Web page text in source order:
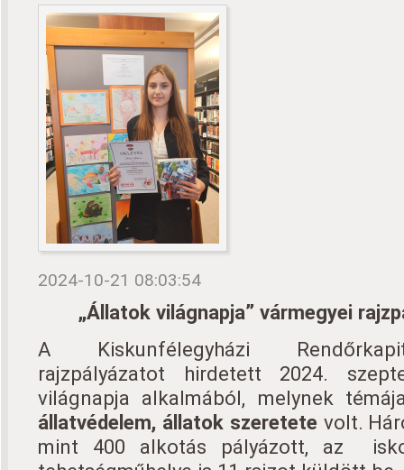
2024-10-21 08:03:54
„Állatok világnapja” vármegyei
A Kiskunfélegyházi
rajzpályázatot hirdetett 2024.
világnapja alkalmából, melynek
állatvédelem, állatok szeretete volt.
mint 400 alkotás pályázott, az